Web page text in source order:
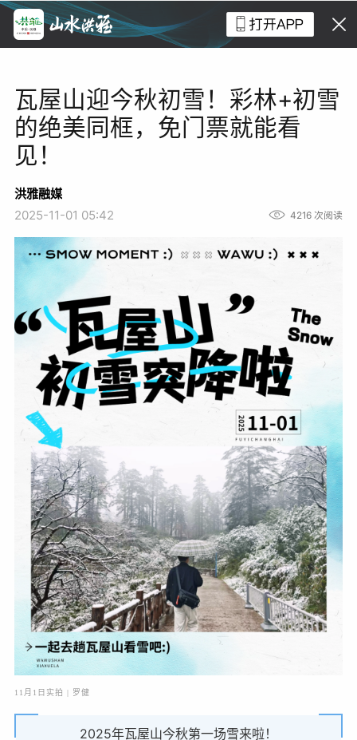
瓦屋山迎今秋初雪！彩林+初雪
的绝美同框，免门票就能看
见！
洪雅融媒
2025-11-01 05:42
4216 次阅读
11月1日实拍 | 罗健
2025年瓦屋山今秋第一场雪来啦！